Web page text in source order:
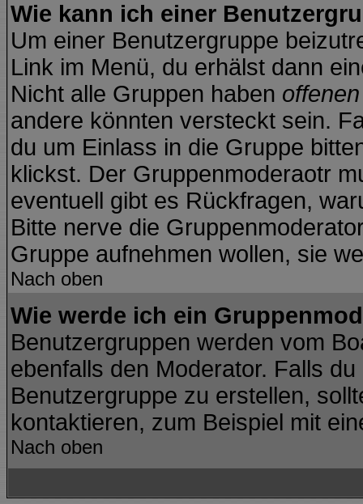
Wie kann ich einer
Um einer Benutzergruppe
Link im Menü, du erhälst dann
Nicht alle Gruppen haben
andere könnten versteckt sein.
du um Einlass in die Gruppe
klickst. Der Gruppenmoderaotr
eventuell gibt es Rückfragen,
Bitte nerve die
Gruppe aufnehmen wollen, sie
Nach oben
Wie werde ich ein
Benutzergruppen werden vom
ebenfalls den Moderator. Falls
Benutzergruppe zu erstellen,
kontaktieren, zum Beispiel mit
Nach oben